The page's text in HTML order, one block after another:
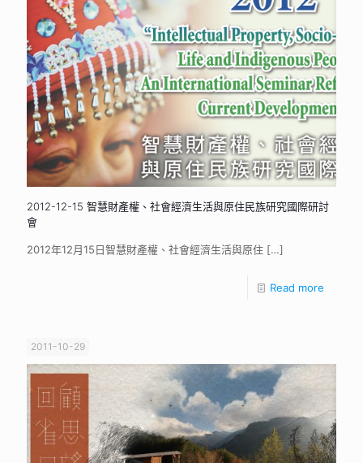
2012-12-15 智慧財產權、社會經濟生活與原住民族研究國際研討
會
2012年12月15日智慧財產權、社會經濟生活與原住 […]
Read more
2011-10-29